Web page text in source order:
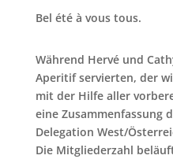
Bel été à vous tous.
Während Hervé und
Aperitif servierten, der
mit der Hilfe aller
eine Zusammenfassung
Delegation West/
Die Mitgliederzahl